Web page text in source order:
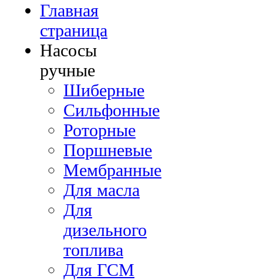
Главная
страница
Насосы
ручные
Шиберные
Сильфонные
Роторные
Поршневые
Мембранные
Для масла
Для
дизельного
топлива
Для ГСМ